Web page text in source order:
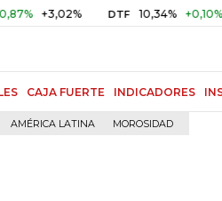
DTF 10,34% +0,10% +0,98%
CAJA FUERTE INDICADORES
AMÉRICA LATINA MOROSIDAD